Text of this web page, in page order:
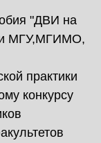
"ДВИ на
МГУ,МГИМО,
практики
конкурсу